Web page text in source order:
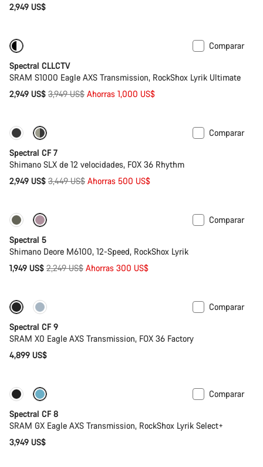
2,949 US$
Comparar
Spectral CLLCTV
SRAM S1000 Eagle AXS Transmission, RockShox Lyrik Ultimate
2,949 US$ Precio
3,949 US$ Ahorras 1,000 US$
Solo disponible en talla XL
Comparar
Spectral CF 7
Shimano SLX de 12 velocidades, FOX 36 Rhythm
2,949 US$ Precio
3,449 US$ Ahorras 500 US$
Solo disponible en talla L | XL
Comparar
Spectral 5
Shimano Deore M6100, 12-Speed, RockShox Lyrik
1,949 US$ Precio
2,249 US$ Ahorras 300 US$
Solo disponible en talla L | XL
29 o mullet
Comparar
Spectral CF 9
SRAM X0 Eagle AXS Transmission, FOX 36 Factory
4,899 US$
Solo disponible en talla L | XL
29 o mullet
Comparar
Spectral CF 8
SRAM GX Eagle AXS Transmission, RockShox Lyrik Select+
3,949 US$